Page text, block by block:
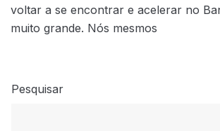
voltar a se encontrar e acelerar no
muito grande. Nós mesmos
Pesquisar